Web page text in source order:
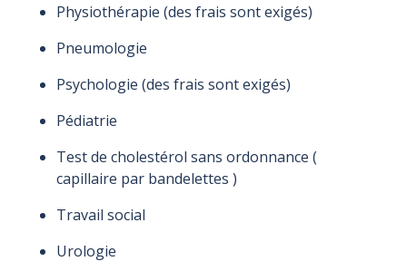
Physiothérapie (des frais sont exigés)
Pneumologie
Psychologie (des frais sont exigés)
Pédiatrie
Test de cholestérol sans ordonnance (
capillaire par bandelettes )
Travail social
Urologie